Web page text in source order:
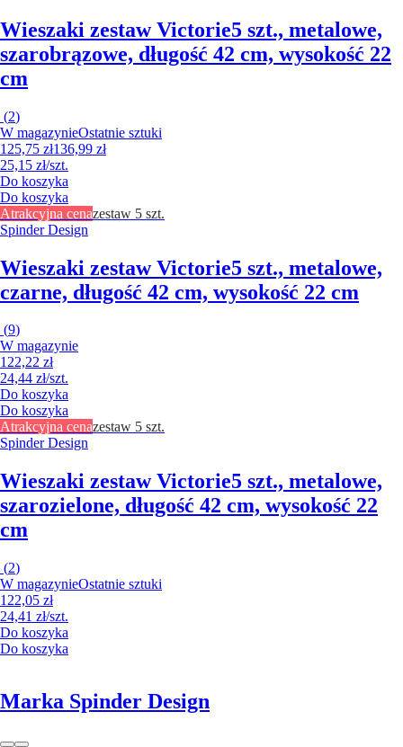
Wieszaki zestaw Victorie5 szt., metalowe,
szarobrązowe, długość 42 cm, wysokość 22
cm
(2)
W magazynieOstatnie sztuki
125,75 zł136,99 zł
25,15 zł/szt.
Do koszyka
Do koszyka
Atrakcyjna cenazestaw 5 szt.
Spinder Design
Wieszaki zestaw Victorie5 szt., metalowe,
czarne, długość 42 cm, wysokość 22 cm
(9)
W magazynie
122,22 zł
24,44 zł/szt.
Do koszyka
Do koszyka
Atrakcyjna cenazestaw 5 szt.
Spinder Design
Wieszaki zestaw Victorie5 szt., metalowe,
szarozielone, długość 42 cm, wysokość 22
cm
(2)
W magazynieOstatnie sztuki
122,05 zł
24,41 zł/szt.
Do koszyka
Do koszyka
Marka Spinder Design